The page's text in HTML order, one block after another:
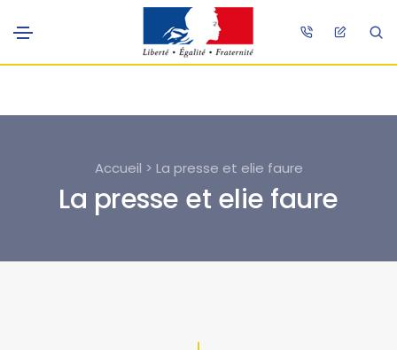
Accueil > La presse et elie faure
La presse et elie faure